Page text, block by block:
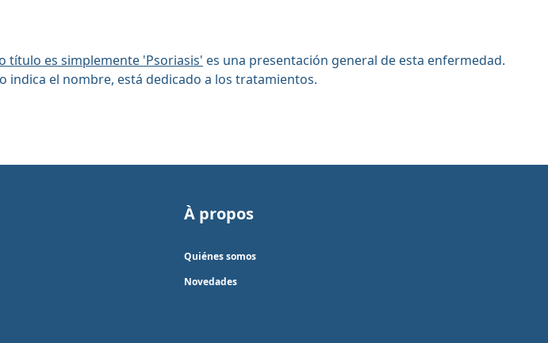
título es simplemente 'Psoriasis' es una presentación general de esta enfermedad.
indica el nombre, está dedicado a los tratamientos.
À propos
Quiénes somos
Novedades